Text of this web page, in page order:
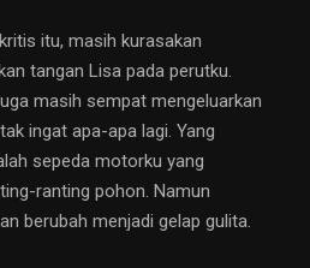
itu, masih kurasakan
tangan Lisa pada perutku.
masih sempat mengeluarkan
ingat apa-apa lagi. Yang
sepeda motorku yang
ranting pohon. Namun
berubah menjadi gelap gulita.